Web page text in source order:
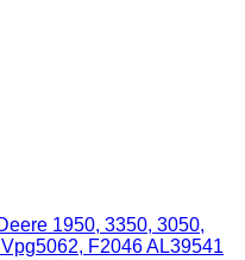
1950, 3350, 3050,
F2046 AL39541